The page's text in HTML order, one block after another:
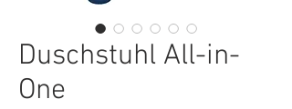
Duschstuhl All-in-
One